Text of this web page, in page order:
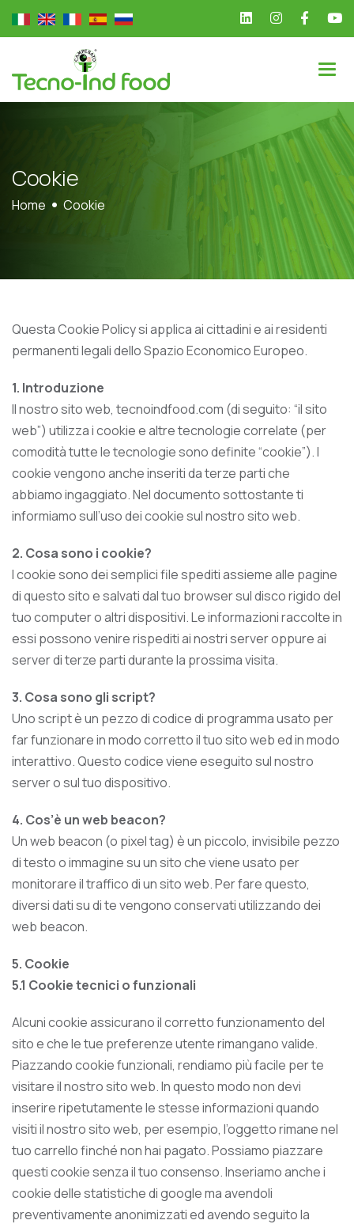
Cookie
Home Cookie
Questa Cookie Policy si applica ai cittadini e ai residenti
permanenti legali dello Spazio Economico Europeo.
1. Introduzione
Il nostro sito web, tecnoindfood.com (di seguito: “il sito
web”) utilizza i cookie e altre tecnologie correlate (per
comodità tutte le tecnologie sono definite “cookie”). I
cookie vengono anche inseriti da terze parti che
abbiamo ingaggiato. Nel documento sottostante ti
informiamo sull’uso dei cookie sul nostro sito web.
2. Cosa sono i cookie?
I cookie sono dei semplici file spediti assieme alle pagine
di questo sito e salvati dal tuo browser sul disco rigido del
tuo computer o altri dispositivi. Le informazioni raccolte in
essi possono venire rispediti ai nostri server oppure ai
server di terze parti durante la prossima visita.
3. Cosa sono gli script?
Uno script è un pezzo di codice di programma usato per
far funzionare in modo corretto il tuo sito web ed in modo
interattivo. Questo codice viene eseguito sul nostro
server o sul tuo dispositivo.
4. Cos’è un web beacon?
Un web beacon (o pixel tag) è un piccolo, invisibile pezzo
di testo o immagine su un sito che viene usato per
monitorare il traffico di un sito web. Per fare questo,
diversi dati su di te vengono conservati utilizzando dei
web beacon.
5. Cookie
5.1 Cookie tecnici o funzionali
Alcuni cookie assicurano il corretto funzionamento del
sito e che le tue preferenze utente rimangano valide.
Piazzando cookie funzionali, rendiamo più facile per te
visitare il nostro sito web. In questo modo non devi
inserire ripetutamente le stesse informazioni quando
visiti il nostro sito web, per esempio, l’oggetto rimane nel
tuo carrello finché non hai pagato. Possiamo piazzare
questi cookie senza il tuo consenso. Inseriamo anche i
cookie delle statistiche di google ma avendoli
preventivamente anonimizzati ed avendo seguito la